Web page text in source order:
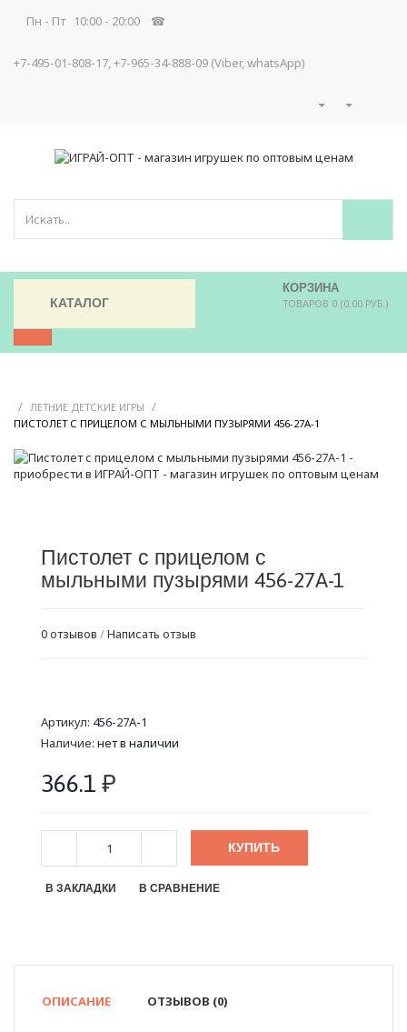
Пн - Пт 10:00 - 20:00 ☎
+7-495-01-808-17, +7-965-34-888-09 (Viber, whatsApp)
КОРЗИНА
ТОВАРОВ 0 (0.00 РУБ.)
КАТАЛОГ
/ ЛЕТНИЕ ДЕТСКИЕ ИГРЫ /
ПИСТОЛЕТ С ПРИЦЕЛОМ С МЫЛЬНЫМИ ПУЗЫРЯМИ 456-27A-1
Пистолет с прицелом с
мыльными пузырями 456-27A-1
0 отзывов /Написать отзыв
Артикул: 456-27A-1
Наличие: нет в наличии
366.1 ₽
КУПИТЬ
В ЗАКЛАДКИ В СРАВНЕНИЕ
ОПИСАНИЕ ОТЗЫВОВ (0)